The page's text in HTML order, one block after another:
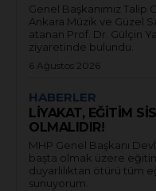
Genel Başkanımız
Ankara Müzik ve Güzel
atanan Prof. Dr. Gülçin
ziyaretinde bulundu.
6 Ağustos 2026
HABERLER
LİYAKAT, EĞİTİM
OLMALIDIR!
MHP Genel Başkanı
başta olmak üzere
duyarlılıktan ötürü tüm
sunuyorum.